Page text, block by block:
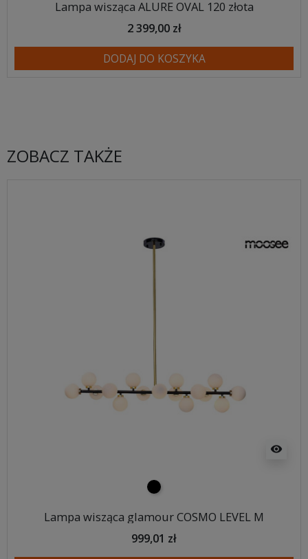
Lampa wisząca ALURE OVAL 120 złota
2 399,00 zł
DODAJ DO KOSZYKA
ZOBACZ TAKŻE
visibility
czarny
Lampa wisząca glamour COSMO LEVEL M
999,01 zł